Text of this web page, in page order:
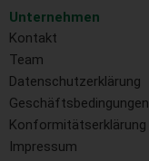
Unternehmen
Kontakt
Team
Datenschutzerklärung
Geschäftsbedingungen
Konformitätserklärung
Impressum